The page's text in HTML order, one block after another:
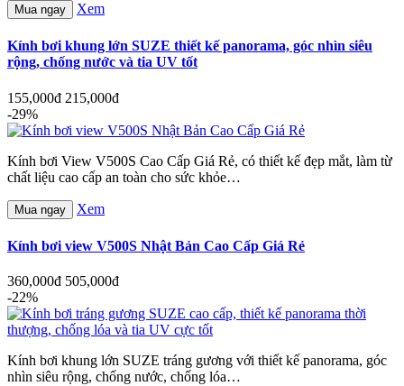
Mua ngay Xem
Kính bơi khung lớn SUZE thiết kế panorama, góc nhìn siêu
rộng, chống nước và tia UV tốt
155,000đ 215,000đ
-29%
Kính bơi View V500S Cao Cấp Giá Rẻ, có thiết kế đẹp mắt, làm từ
chất liệu cao cấp an toàn cho sức khỏe…
Mua ngay Xem
Kính bơi view V500S Nhật Bản Cao Cấp Giá Rẻ
360,000đ 505,000đ
-22%
Kính bơi khung lớn SUZE tráng gương với thiết kế panorama, góc
nhìn siêu rộng, chống nước, chống lóa…